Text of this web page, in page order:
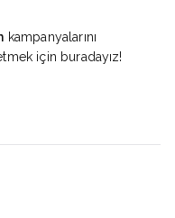
kampanyalarını
için buradayız!